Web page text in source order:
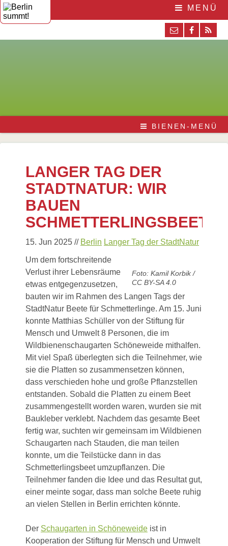
MENÜ
BIENEN-MENÜ
LANGER TAG DER
STADTNATUR: WIR
BAUEN
SCHMETTERLINGSBEETE
15. Jun 2025 // Berlin Langer Tag der StadtNatur
Foto: Kamil Korbik /
CC BY-SA 4.0
Um dem fortschreitende
Verlust ihrer Lebensräume
etwas entgegenzusetzen,
bauten wir im Rahmen des Langen Tags der
StadtNatur Beete für Schmetterlinge. Am 15. Juni
konnte Matthias Schüller von der Stiftung für
Mensch und Umwelt 8 Personen, die im
Wildbienenschaugarten Schöneweide mithalfen.
Mit viel Spaß überlegten sich die Teilnehmer, wie
sie die Platten so zusammensetzen können,
dass verschieden hohe und große Pflanzstellen
entstanden. Sobald die Platten zu einem Beet
zusammengestellt worden waren, wurden sie mit
Baukleber verklebt. Nachdem das gesamte Beet
fertig war, suchten wir gemeinsam im Wildbienen
Schaugarten nach Stauden, die man teilen
konnte, um die Teilstücke dann in das
Schmetterlingsbeet umzupflanzen. Die
Teilnehmer fanden die Idee und das Resultat gut,
einer meinte sogar, dass man solche Beete ruhig
an vielen Stellen in Berlin errichten könnte.
Der Schaugarten in Schöneweide ist in
Kooperation der Stiftung für Mensch und Umwelt